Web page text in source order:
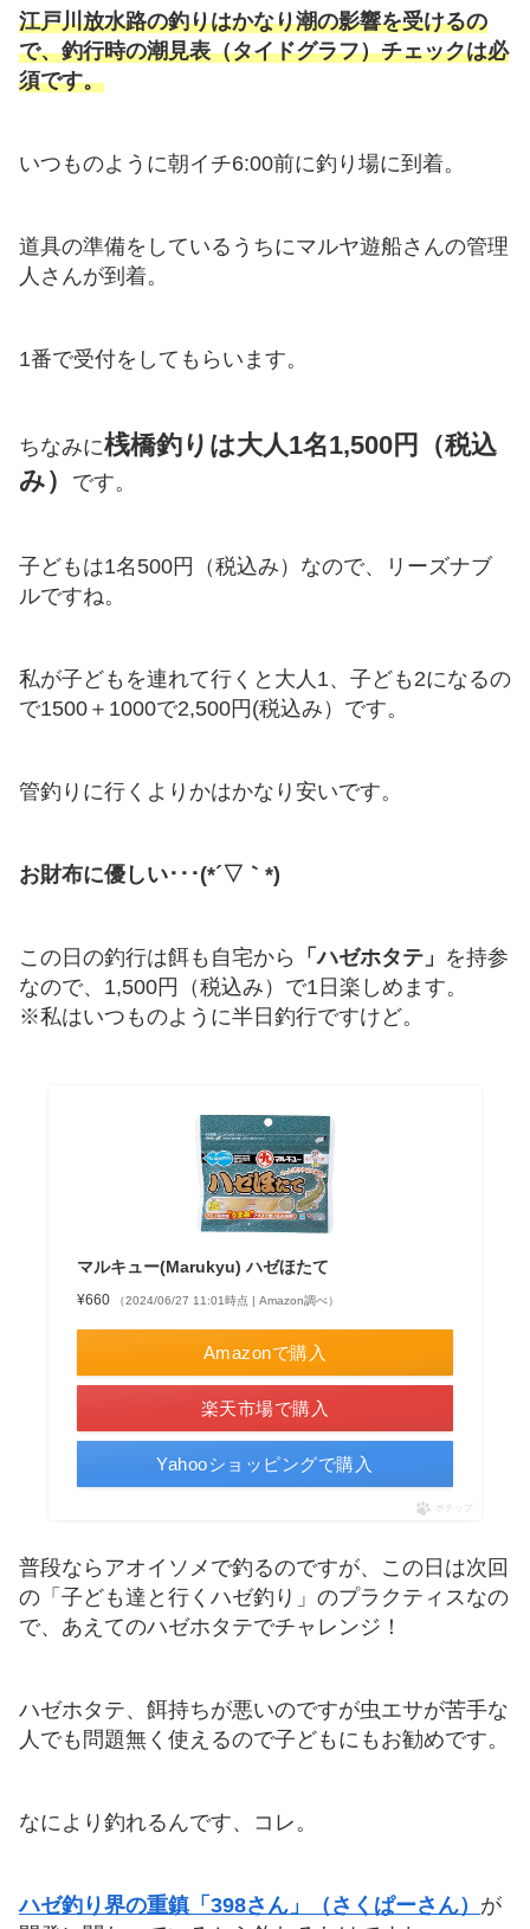
江戸川放水路の釣りはかなり潮の影響を受けるの
で、釣行時の潮見表（タイドグラフ）チェックは必
須です。
いつものように朝イチ6:00前に釣り場に到着。
道具の準備をしているうちにマルヤ遊船さんの管理
人さんが到着。
1番で受付をしてもらいます。
ちなみに桟橋釣りは大人1名1,500円（税込
み）
です。
子どもは1名500円（税込み）なので、リーズナブ
ルですね。
私が子どもを連れて行くと大人1、子ども2になるの
で1500＋1000で2,500円(税込み）です。
管釣りに行くよりかはかなり安いです。
お財布に優しい･･･(*´▽｀*)
この日の釣行は餌も自宅から 「ハゼホタテ」 を持参
なので、1,500円（税込み）で1日楽しめます。
※私はいつものように半日釣行ですけど。
マルキュー(Marukyu) ハゼほたて
¥660 （2024/06/27 11:01時点 | Amazon調べ）
Amazonで購入
楽天市場で購入
Yahooショッピングで購入
ポチップ
普段ならアオイソメで釣るのですが、この日は次回
の「子ども達と行くハゼ釣り」のプラクティスなの
で、あえてのハゼホタテでチャレンジ！
ハゼホタテ、餌持ちが悪いのですが虫エサが苦手な
人でも問題無く使えるので子どもにもお勧めです。
なにより釣れるんです、コレ。
ハゼ釣り界の重鎮「398さん」（さくぱーさん） が